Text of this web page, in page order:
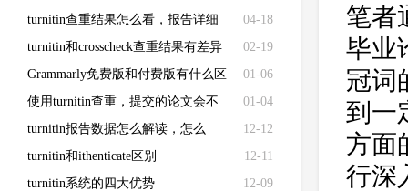
04-18
turnitin查重结果怎么看，报告详细
解读来了！
02-19
turnitin和crosscheck查重结果有差异
01-06
Grammarly免费版和付费版有什么区
别？
01-04
使用turnitin查重，提交的论文会不
会被泄露？
12-12
turnitin报告数据怎么解读，怎么
看？
12-11
turnitin和ithenticate区别
12-09
turnitin系统的四大优势
笔者
毕业
冠词
到一
方面
行深